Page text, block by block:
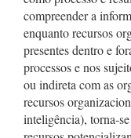
compreender a
enquanto recursos
presentes dentro e
processos e nos
ou indireta com as
recursos
inteligência), torna-